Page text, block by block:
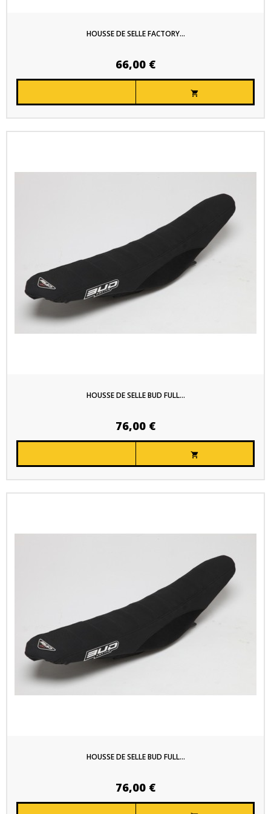
HOUSSE DE SELLE FACTORY...
66,00 €

HOUSSE DE SELLE BUD FULL...
76,00 €

HOUSSE DE SELLE BUD FULL...
76,00 €